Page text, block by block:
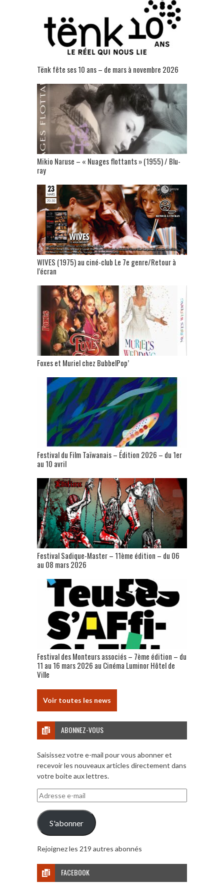
Tënk fête ses 10 ans – de mars à novembre 2026
Mikio Naruse – « Nuages flottants » (1955) / Blu-
ray
WIVES (1975) au ciné-club Le 7e genre/Retour à
l’écran
Foxes et Muriel chez BubbelPop’
Festival du Film Taïwanais – Édition 2026 – du 1er
au 10 avril
Festival Sadique-Master – 11ème édition – du 06
au 08 mars 2026
Festival des Monteurs associés – 7ème édition – du
11 au 16 mars 2026 au Cinéma Luminor Hôtel de
Ville
Voir toutes les news
ABONNEZ-VOUS
Saisissez votre e-mail pour vous abonner et
recevoir les nouveaux articles directement dans
votre boite aux lettres.
Adresse
e-
mail
S'abonner
Rejoignez les 219 autres abonnés
FACEBOOK